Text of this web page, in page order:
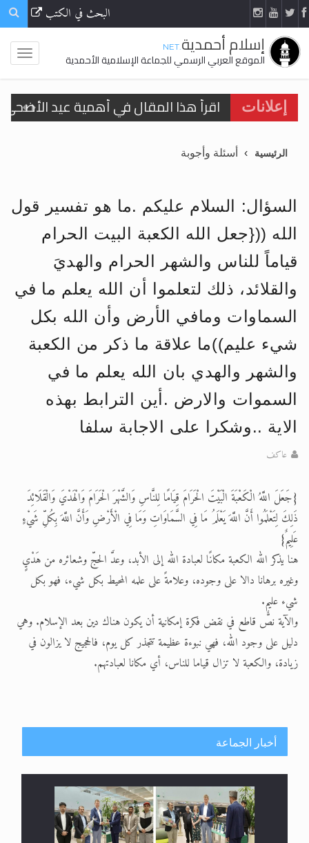
البحث في الكتب
إسلام أحمدية.NET
الموقع العربي الرسمي للجماعة الإسلامية الأحمدية
إعلانات
اقرأ هذا المقال في أهمية عيد
تعميم هامّ لأفراد الجماعة >> المزيد
تعميم هامّ لأفراد الجماعة >> المزيد
اقرأ هذا الكتاب وتعرّف على حقيقة
الحجّ.. دلالات، حِكم، وأهداف >> المزيد
اقرأ هذا المقال في أهمية عيد
الرئيسية أسئلة وأجوبة
السؤال: السلام عليكم .ما هو تفسير قول
الله (({جعل الله الكعبة البيت الحرام
قياماً للناس والشهر الحرام والهديَ
والقلائد، ذلك لتعلموا أن الله يعلم ما في
السماوات ومافي الأرض وأن الله بكل
شيء عليم))ما علاقة ما ذكر من الكعبة
والشهر والهدي بان الله يعلم ما في
السموات والارض .أين الترابط بهذه
الاية ..وشكرا على الاجابة سلفا
عاكف
{جَعَلَ اللَّهُ الْكَعْبَةَ الْبَيْتَ الْحَرَامَ قِيَامًا لِلنَّاسِ وَالشَّهْرَ الْحَرَامَ وَالْهَدْيَ وَالْقَلَائِدَ
ذَلِكَ لِتَعْلَمُوا أَنَّ اللَّهَ يَعْلَمُ مَا فِي السَّمَاوَاتِ وَمَا فِي الْأَرْضِ وَأَنَّ اللَّهَ بِكُلِّ شَيْءٍ
عَلِيمٌ}
هنا يذكر الله الكعبة مكانًا لعبادة الله إلى الأبد، وعدَّ الحجّ وشعائره من هَدْيٍ
وغيره برهانا دالا على وجوده، وعلامةً على علمه المحيط بكل شيء، فهو بكل
شيء عليم.
والآية نصٌّ قاطع في نقض فكرة إمكانية أن يكون هناك دين بعد الإسلام. وهي
دليل على وجود الله، فهي نبوءة عظيمة تتجذر كل يوم، فالحجيج لا يزالون في
زيادة، والكعبة لا تزال قياما للناس، أي مكانا لعبادتهم.
أخبار الجماعة